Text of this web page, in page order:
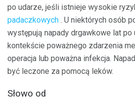
po udarze, jeśli istnieje wysokie
padaczkowych . U niektórych osób
występują napady drgawkowe lat
kontekście poważnego zdarzenia
operacja lub poważna infekcja.
być leczone za pomocą leków.
Słowo od